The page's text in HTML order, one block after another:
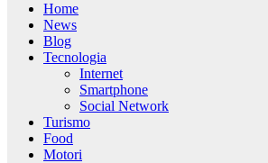
Home
News
Blog
Tecnologia
Internet
Smartphone
Social Network
Turismo
Food
Motori